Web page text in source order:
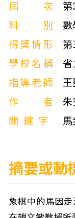
屆次
科別
數
得獎情形
第
學校名稱
省
指導老師
王
作者
朱
關鍵字
摘要或動
象棋中的馬因